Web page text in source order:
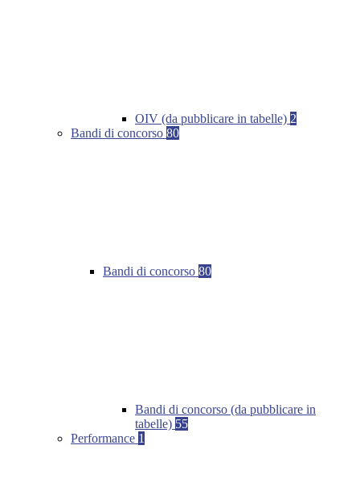
OIV (da pubblicare in tabelle) 2
Bandi di concorso 80
Bandi di concorso 80
Bandi di concorso (da pubblicare in
tabelle) 55
Performance 1